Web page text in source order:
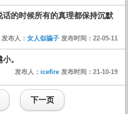
话的时候所有的真理都保持沉默
发布人： 女人似骗子 发布时间：22-05-11
。
发布人： icefire 发布时间：21-10-19
下一页